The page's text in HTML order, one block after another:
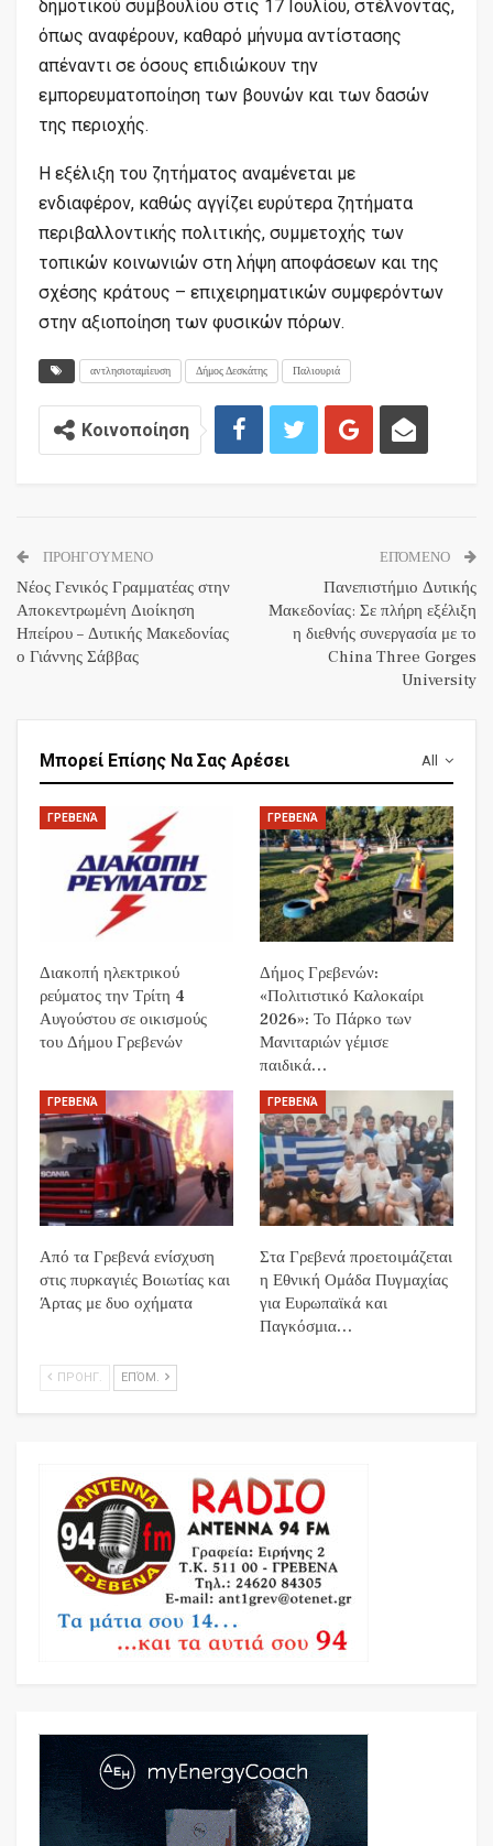
δημοτικού συμβουλίου στις 17 Ιουλίου, στέλνοντας,
όπως αναφέρουν, καθαρό μήνυμα αντίστασης
απέναντι σε όσους επιδιώκουν την
εμπορευματοποίηση των βουνών και των δασών
της περιοχής.
Η εξέλιξη του ζητήματος αναμένεται με
ενδιαφέρον, καθώς αγγίζει ευρύτερα ζητήματα
περιβαλλοντικής πολιτικής, συμμετοχής των
τοπικών κοινωνιών στη λήψη αποφάσεων και της
σχέσης κράτους – επιχειρηματικών συμφερόντων
στην αξιοποίηση των φυσικών πόρων.
αντλησιοταμίευση Δήμος Δεσκάτης Παλιουριά
Κοινοποίηση
ΠΡΟΗΓΟΎΜΕΝΟ
Νέος Γενικός Γραμματέας στην
Αποκεντρωμένη Διοίκηση
Ηπείρου – Δυτικής Μακεδονίας
ο Γιάννης Σάββας
ΕΠΌΜΕΝΟ
Πανεπιστήμιο Δυτικής
Μακεδονίας: Σε πλήρη εξέλιξη
η διεθνής συνεργασία με το
China Three Gorges
University
All
Μπορεί Επίσης Να Σας Αρέσει
ΓΡΕΒΕΝΆ
Διακοπή ηλεκτρικού
ρεύματος την Τρίτη 4
Αυγούστου σε οικισμούς
του Δήμου Γρεβενών
ΓΡΕΒΕΝΆ
Δήμος Γρεβενών:
«Πολιτιστικό Καλοκαίρι
2026»: Το Πάρκο των
Μανιταριών γέμισε
παιδικά…
ΓΡΕΒΕΝΆ
Από τα Γρεβενά ενίσχυση
στις πυρκαγιές Βοιωτίας και
Άρτας με δυο οχήματα
ΓΡΕΒΕΝΆ
Στα Γρεβενά προετοιμάζεται
η Εθνική Ομάδα Πυγμαχίας
για Ευρωπαϊκά και
Παγκόσμια…
ΠΡΟΗΓ. ΕΠΌΜ.